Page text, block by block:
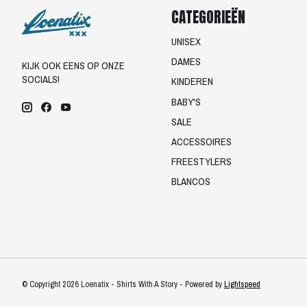
KIJK OOK EENS OP ONZE
SOCIALS!
CATEGORIEËN
UNISEX
DAMES
KINDEREN
BABY'S
SALE
ACCESSOIRES
FREESTYLERS
BLANCOS
© Copyright 2026 Loenatix - Shirts With A Story - Powered byLightspeed